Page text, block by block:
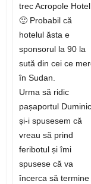
trec Acropole Hotel.
🙂 Probabil că
hotelul ăsta e
sponsorul la 90 la
sută din cei ce
în Sudan.
Urma să ridic
pașaportul
și-i spusesem că
vreau să prind
feribotul și îmi
spusese că va
încerca să termine